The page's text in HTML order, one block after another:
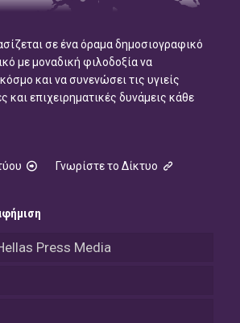
σε ένα όραμα δημοσιογραφικό
με μοναδική φιλοδοξία να
και να συνενώσει τις υγιείς
και επιχειρηματικές δυνάμεις κάθε
Γνωρίστε το Δίκτυο
Press Media